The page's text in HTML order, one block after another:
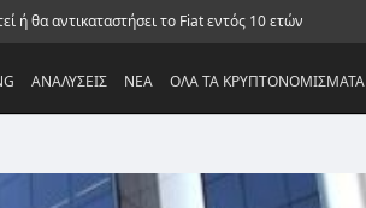
ή θα αντικαταστήσει το Fiat εντός 10 ετών
ΑΝΑΛΥΣΕΙΣ NEA ΟΛΑ ΤΑ ΚΡΥΠΤΟΝΟΜΙΣΜΑΤΑ